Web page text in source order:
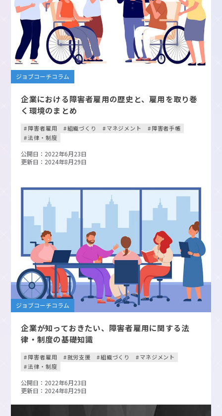
ジョブコーチコラム
企業における障害者雇用の歴史と、雇用を取り巻
く環境のまとめ
障害者雇用 組織づくり マネジメント
障害者手帳
法律・制度
公開日：2022年6月23日
更新日：2024年8月29日
ジョブコーチコラム
企業が知っておきたい、障害者雇用に関する法
律・制度の基礎知識
障害者雇用 就労支援 組織づくり
マネジメント
法律・制度
公開日：2022年6月23日
更新日：2024年8月29日